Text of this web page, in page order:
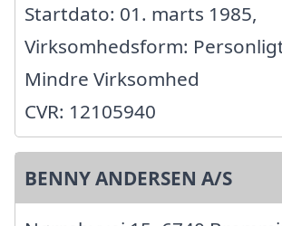
Startdato: 01. marts 1985,
Virksomhedsform:
Mindre Virksomhed
CVR: 12105940
BENNY ANDERSEN A/S